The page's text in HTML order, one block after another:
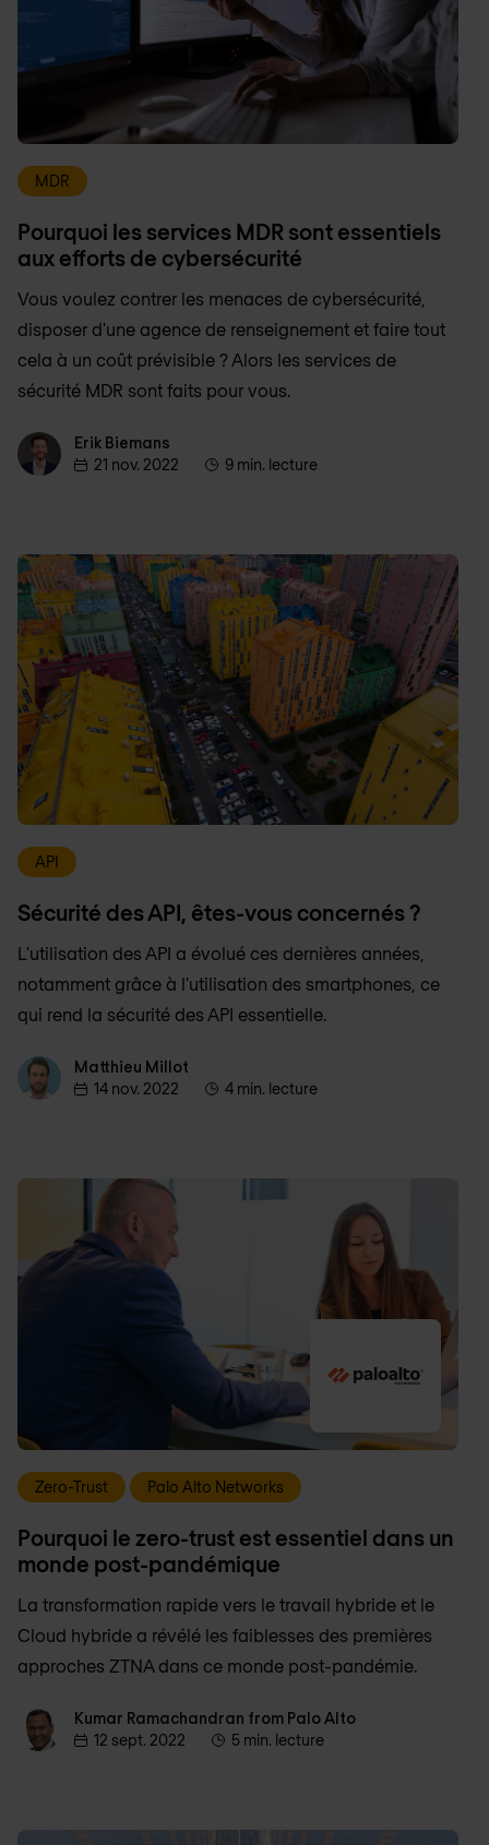
MDR
Pourquoi les services MDR sont essentiels
aux efforts de cybersécurité
Vous voulez contrer les menaces de cybersécurité,
disposer d'une agence de renseignement et faire tout
cela à un coût prévisible ? Alors les services de
sécurité MDR sont faits pour vous.
Erik BiemansErik Biemans
21 nov. 2022
9 min. lecture
API
Sécurité des API, êtes-vous concernés ?
L'utilisation des API a évolué ces dernières années,
notamment grâce à l'utilisation des smartphones, ce
qui rend la sécurité des API essentielle.
Matthieu Millot
Matthieu Millot
14 nov. 2022
4 min. lecture
Zero-Trust Palo Alto Networks
Pourquoi le zero-trust est essentiel dans un
monde post-pandémique
La transformation rapide vers le travail hybride et le
Cloud hybride a révélé les faiblesses des premières
approches ZTNA dans ce monde post-pandémie.
Kumar Ramachandran from Palo Alto
Kumar Ramachandran from Palo Alto
12 sept. 2022
5 min. lecture